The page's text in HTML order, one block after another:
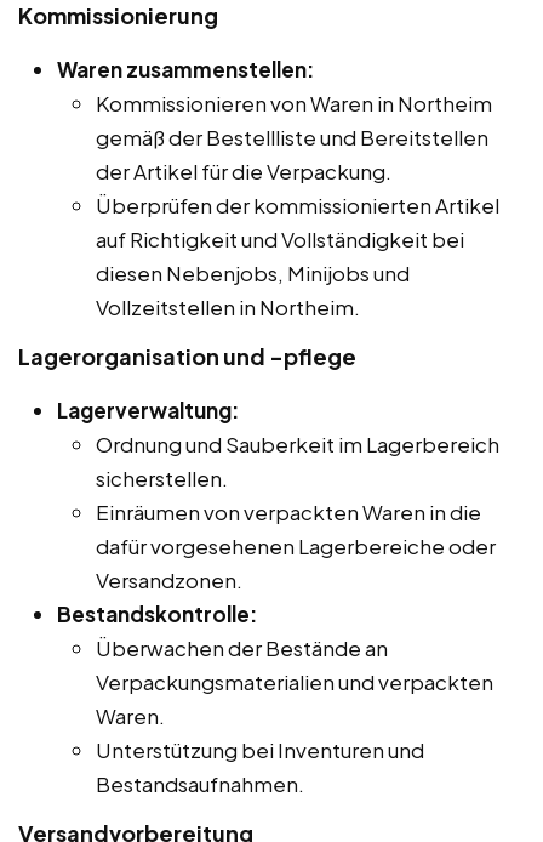
Kommissionierung
Waren zusammenstellen:
Kommissionieren von Waren in Northeim
gemäß der Bestellliste und Bereitstellen
der Artikel für die Verpackung.
Überprüfen der kommissionierten Artikel
auf Richtigkeit und Vollständigkeit bei
diesen Nebenjobs, Minijobs und
Vollzeitstellen in Northeim.
Lagerorganisation und -pflege
Lagerverwaltung:
Ordnung und Sauberkeit im Lagerbereich
sicherstellen.
Einräumen von verpackten Waren in die
dafür vorgesehenen Lagerbereiche oder
Versandzonen.
Bestandskontrolle:
Überwachen der Bestände an
Verpackungsmaterialien und verpackten
Waren.
Unterstützung bei Inventuren und
Bestandsaufnahmen.
Versandvorbereitung